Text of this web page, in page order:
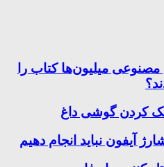
میلیون‌ها کتاب را
کردن گوشی داغ
آیفون نباید انجام دهیم